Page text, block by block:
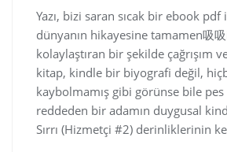
Yazı, bizi saran sıcak bir ebook
dünyanın hikayesine tamamen吸
kolaylaştıran bir şekilde çağrışım
kitap, kindle bir biyografi değil,
kaybolmamış gibi görünse bile
reddeden bir adamın duygusal
Sırrı (Hizmetçi #2) derinliklerinin